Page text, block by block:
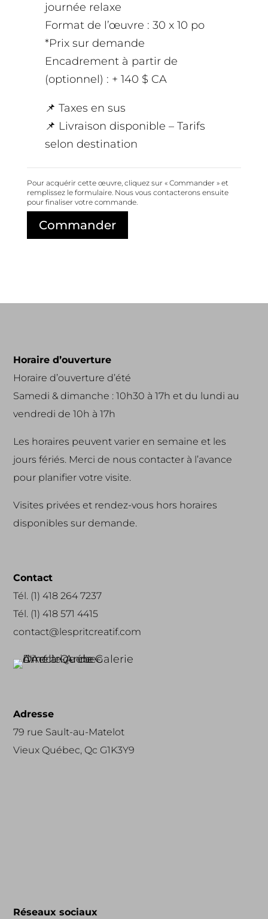
journée relaxe
Format de l’œuvre : 30 x 10 po
*Prix sur demande
Encadrement à partir de
(optionnel) : + 140 $ CA
📌 Taxes en sus
📌 Livraison disponible – Tarifs
selon destination
Pour acquérir cette œuvre, cliquez sur « Commander » et
remplissez le formulaire. Nous vous contacterons ensuite
pour finaliser votre commande.
Horaire d’ouverture
Horaire d’ouverture d’été
Samedi & dimanche : 10h30 à 17h et du lundi au
vendredi de 10h à 17h
Les horaires peuvent varier en semaine et les
jours fériés. Merci de nous contacter à l’avance
pour planifier votre visite.
Visites privées et rendez-vous hors horaires
disponibles sur demande.
Contact
Tél. (1) 418 264 7237
Tél. (1) 418 571 4415
contact@lespritcreatif.com
Adresse
79 rue Sault-au-Matelot
Vieux Québec, Qc G1K3Y9
Réseaux sociaux